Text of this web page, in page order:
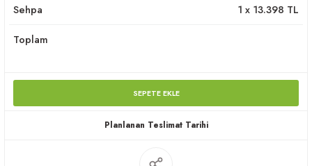
Sehpa 1 x 13.398 TL
Toplam
SEPETE EKLE
Planlanan Teslimat Tarihi